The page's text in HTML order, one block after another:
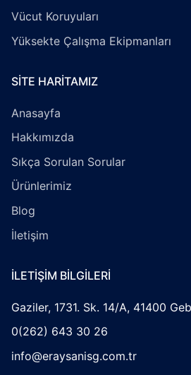
Vücut Koruyuları
Yüksekte Çalışma Ekipmanları
SITE HARITAMIZ
Anasayfa
Hakkımızda
Sıkça Sorulan Sorular
Ürünlerimiz
Blog
İletişim
İLETIŞIM BILGILERI
Gaziler, 1731. Sk. 14/A, 41400
0(262) 643 30 26
info@eraysanisg.com.tr